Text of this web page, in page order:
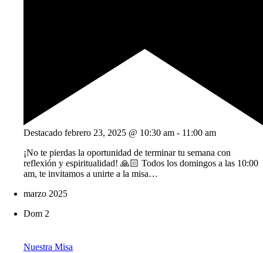
Destacado febrero 23, 2025 @ 10:30 am - 11:00 am
¡No te pierdas la oportunidad de terminar tu semana con
reflexión y espiritualidad! 🙏🏻 Todos los domingos a las 10:00
am, te invitamos a unirte a la misa…
marzo 2025
Dom 2
Nuestra Misa